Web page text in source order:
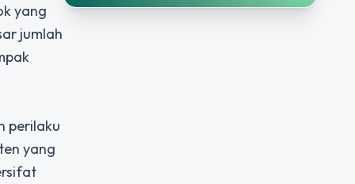
yang
jumlah
perilaku
yang